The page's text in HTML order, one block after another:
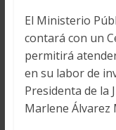
El Ministerio
contará con un
permitirá
en su labor de
Presidenta de la
Marlene Álvarez